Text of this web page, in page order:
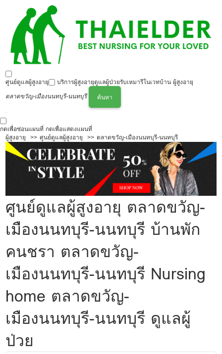
ศูนย์ดูแลผู้สูงอายุ บริการผู้สูงอายุดูแลผู้ป่วยรับเหมารีโนเวทบ้าน ผู้สูงอายุ
ตลาดขวัญ-เมืองนนทบุรี-นนทบุรี
ค้นหา
กดเพื่อซ่อนแผนที่ กดเพื่อแสดงแผนที่
ผู้สูงอายุ
ศูนย์ดูแลผู้สูงอายุ ตลาดขวัญ-เมืองนนทบุรี-นนทบุรี
ศูนย์ดูแลผู้สูงอายุ ตลาดขวัญ-
เมืองนนทบุรี-นนทบุรี บ้านพัก
คนชรา ตลาดขวัญ-
เมืองนนทบุรี-นนทบุรี Nursing
home ตลาดขวัญ-
เมืองนนทบุรี-นนทบุรี ดูแลผู้
ป่วย